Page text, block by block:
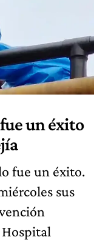
un éxito
fue un éxito.
sus